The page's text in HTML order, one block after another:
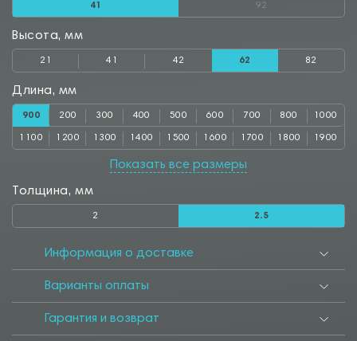
41 92
Высота, мм
21 41 42 62 82
Длина, мм
900 200 300 400 500 600 700 800 1000
1100 1200 1300 1400 1500 1600 1700 1800 1900
2500
Показать все размеры
Толщина, мм
2 2.5
Информация о доставке
Варианты оплаты
Гарантия и возврат